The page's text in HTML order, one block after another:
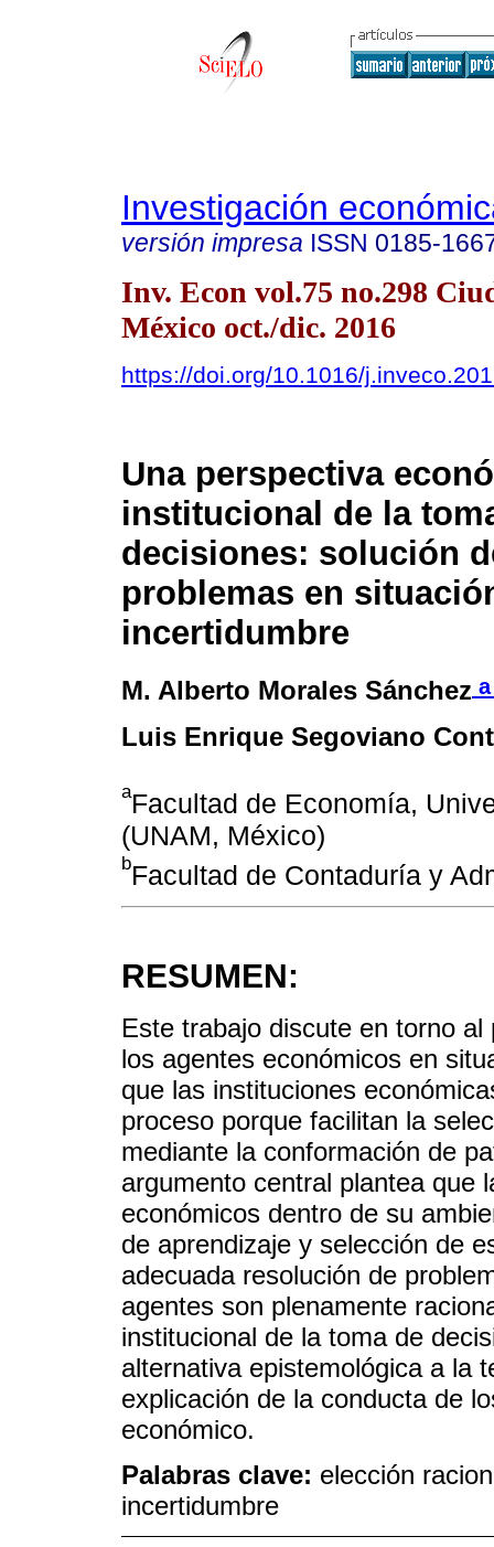
Investigación
versión impresa ISSN 0185-
Inv. Econ vol.75 no.298
México oct./dic. 2016
https://doi.org/10.1016/
Una perspectiva
institucional de la
decisiones: solución
problemas en
incertidumbre
M. Alberto Morales Sánchez
Luis Enrique Segoviano
aFacultad de Economía,
(UNAM, México)
bFacultad de Contaduría y
RESUMEN:
Este trabajo discute en torno
los agentes económicos en
que las instituciones
proceso porque facilitan la
mediante la conformación de
argumento central plantea que
económicos dentro de su
de aprendizaje y selección de
adecuada resolución de
agentes son plenamente
institucional de la toma de
alternativa epistemológica a la
explicación de la conducta de
económico.
Palabras clave: elección
incertidumbre